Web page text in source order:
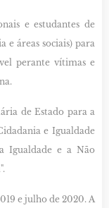
e estudantes de
e áreas sociais) para
perante vítimas e
de Estado para a
e Igualdade
Igualdade e a Não
e julho de 2020. A